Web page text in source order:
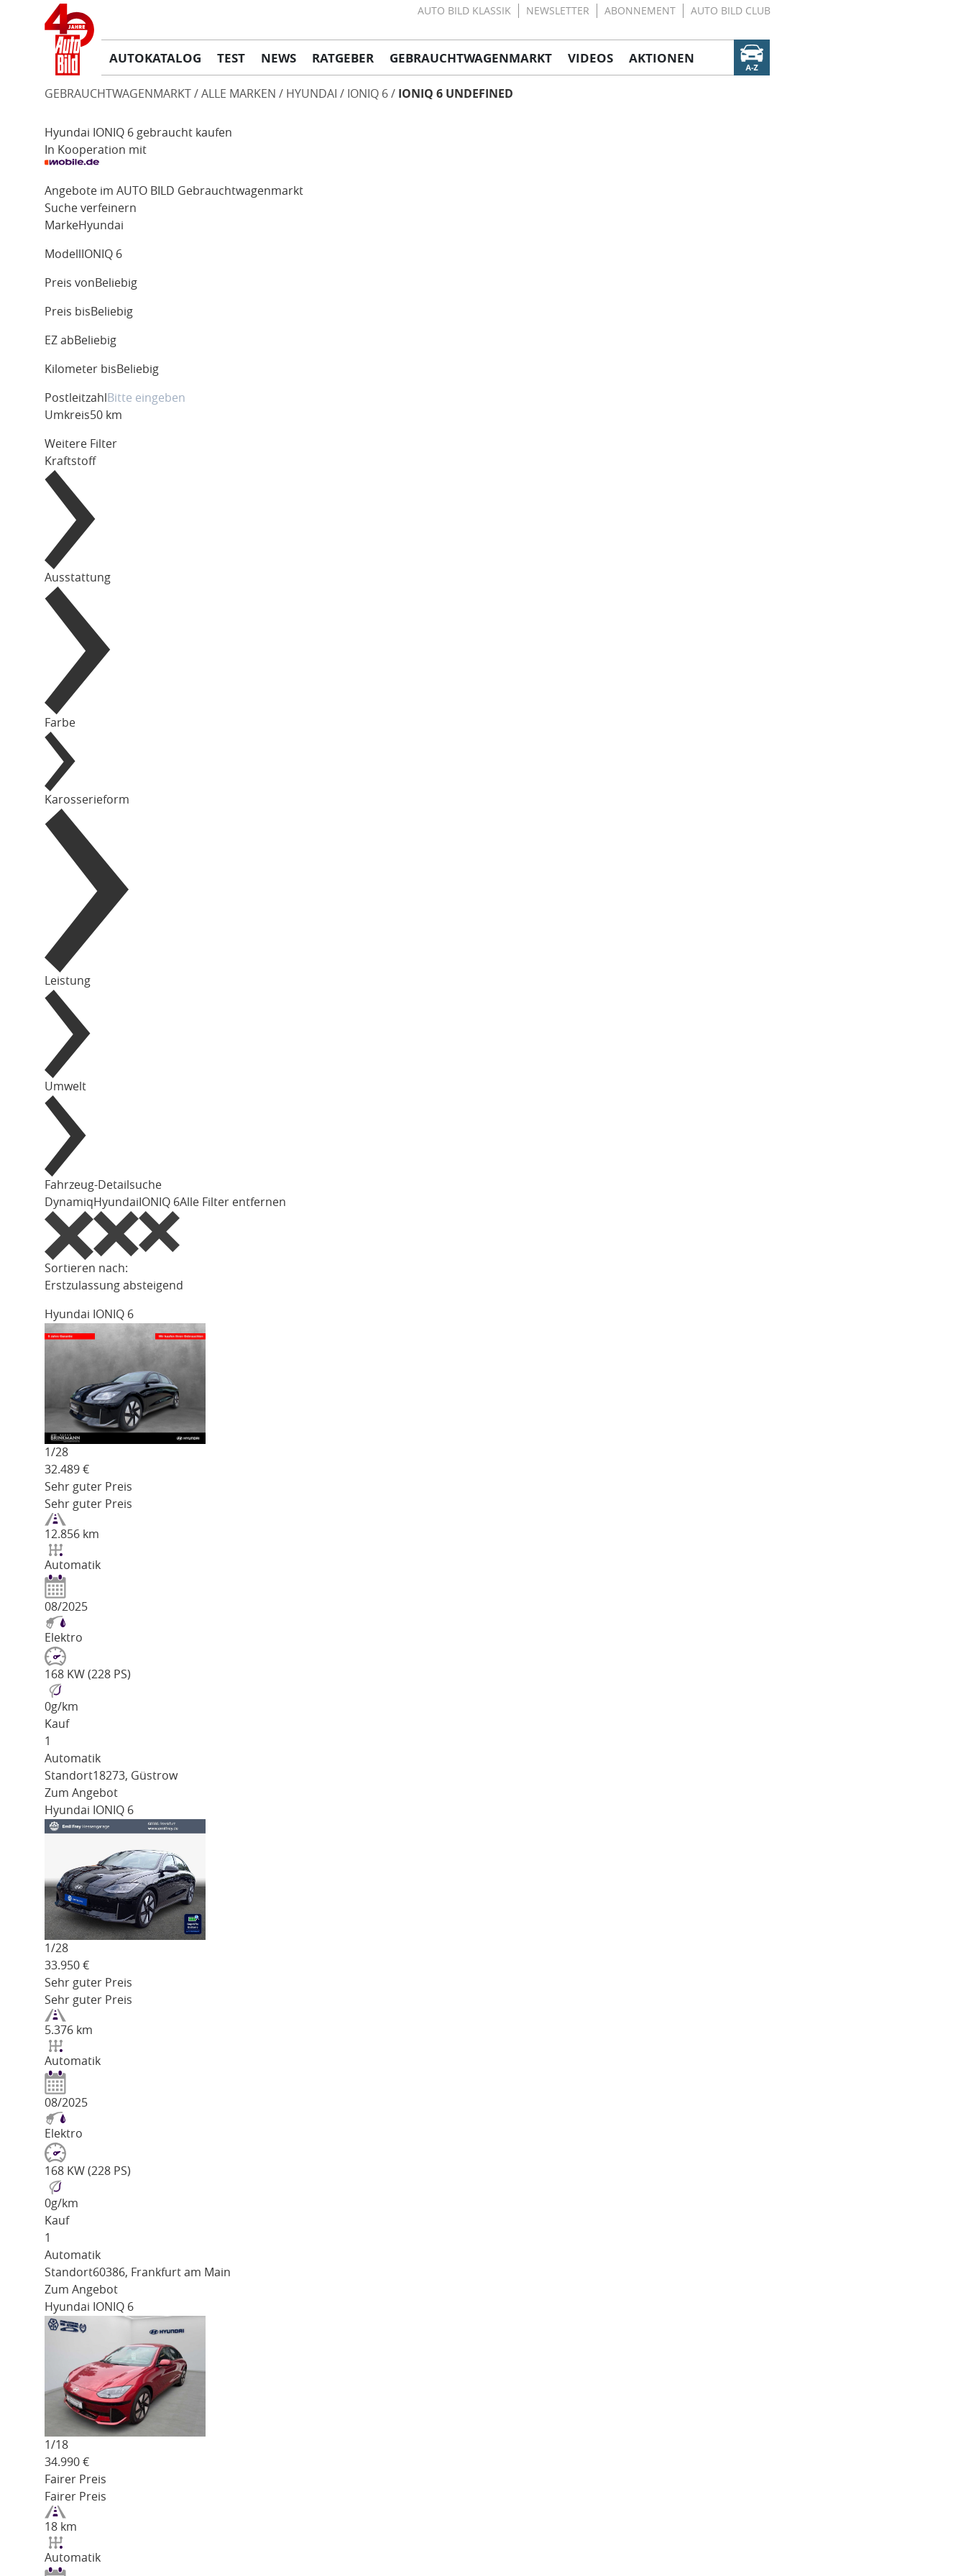
AUTO BILD KLASSIK NEWSLETTER ABONNEMENT AUTO BILD CLUB
AUTOKATALOG TEST NEWS RATGEBER GEBRAUCHTWAGENMARKT VIDEOS AKTIONEN
GEBRAUCHTWAGENMARKT ALLE MARKEN HYUNDAI IONIQ 6 IONIQ 6 UNDEFINED
Hyundai IONIQ 6 gebraucht kaufen
In Kooperation mit
Angebote im AUTO BILD Gebrauchtwagenmarkt
Suche verfeinern
MarkeHyundai
Modell IONIQ 6
Preis von Beliebig
Preis bis Beliebig
EZ ab Beliebig
Kilometer bis Beliebig
Postleitzahl
Umkreis50 km
Weitere Filter
Kraftstoff
Ausstattung
Farbe
Karosserieform
Leistung
Umwelt
Fahrzeug-Detailsuche
DynamiqHyundaiIONIQ 6Alle Filter entfernen
Sortieren nach:
Erstzulassung absteigend
Hyundai IONIQ 6
1/28
32.489 €
Sehr guter Preis
Sehr guter Preis
12.856 km
Automatik
08/2025
Elektro
168 KW (228 PS)
0g/km
Kauf
1
Automatik
Standort18273, Güstrow
Zum Angebot
Hyundai IONIQ 6
1/28
33.950 €
Sehr guter Preis
Sehr guter Preis
5.376 km
Automatik
08/2025
Elektro
168 KW (228 PS)
0g/km
Kauf
1
Automatik
Standort60386, Frankfurt am Main
Zum Angebot
Hyundai IONIQ 6
1/18
34.990 €
Fairer Preis
Fairer Preis
18 km
Automatik